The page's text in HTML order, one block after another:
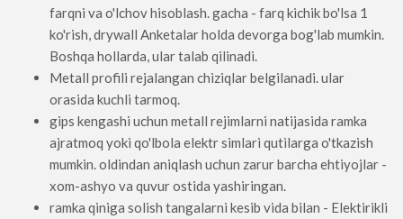
farqni va o'lchov hisoblash. gacha - farq kichik bo'lsa 1
ko'rish, drywall Anketalar holda devorga bog'lab mumkin.
Boshqa hollarda, ular talab qilinadi.
Metall profili rejalangan chiziqlar belgilanadi. ular
orasida kuchli tarmoq.
gips kengashi uchun metall rejimlarni natijasida ramka
ajratmoq yoki qo'lbola elektr simlari qutilarga o'tkazish
mumkin. oldindan aniqlash uchun zarur barcha ehtiyojlar -
xom-ashyo va quvur ostida yashiringan.
ramka qiniga solish tangalarni kesib vida bilan - Elektirikli